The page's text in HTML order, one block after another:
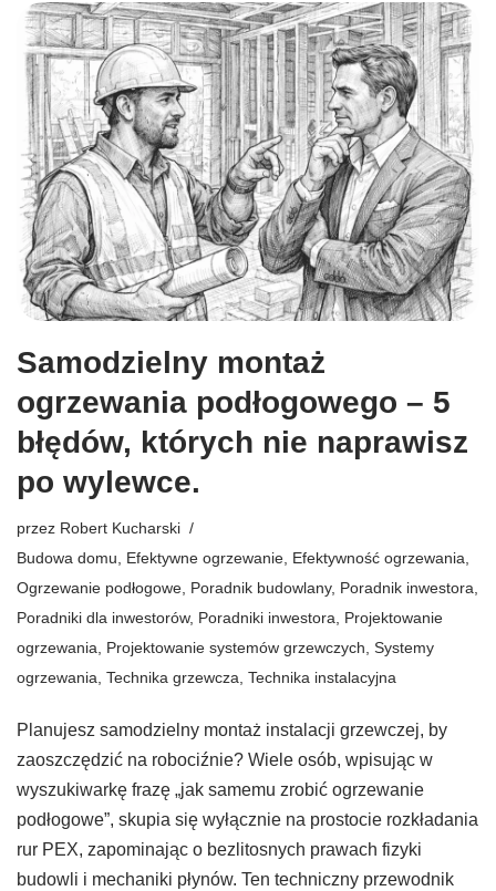
Samodzielny montaż
ogrzewania podłogowego – 5
błędów, których nie naprawisz
po wylewce.
przez Robert Kucharski
Budowa domu
Efektywne ogrzewanie Efektywność ogrzewania
Ogrzewanie podłogowe Poradnik budowlany, Poradnik inwestora
Poradniki dla inwestorów, Poradniki inwestora
Projektowanie
ogrzewania
Projektowanie systemów grzewczych Systemy
ogrzewania Technika grzewcza Technika instalacyjna
Planujesz samodzielny montaż instalacji grzewczej, by
zaoszczędzić na robociźnie? Wiele osób, wpisując w
wyszukiwarkę frazę „jak samemu zrobić ogrzewanie
podłogowe”, skupia się wyłącznie na prostocie rozkładania
rur PEX, zapominając o bezlitosnych prawach fizyki
budowli i mechaniki płynów. Ten techniczny przewodnik